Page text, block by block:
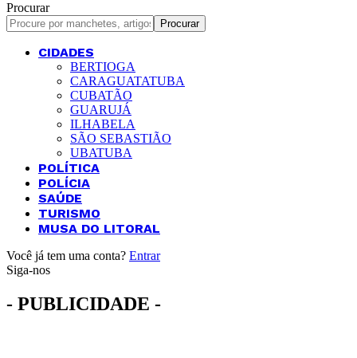
Procurar
CIDADES
BERTIOGA
CARAGUATATUBA
CUBATÃO
GUARUJÁ
ILHABELA
SÃO SEBASTIÃO
UBATUBA
POLÍTICA
POLÍCIA
SAÚDE
TURISMO
MUSA DO LITORAL
Você já tem uma conta? Entrar
Siga-nos
- PUBLICIDADE -